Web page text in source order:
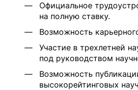
Официальное
на полную ставку.
Возможность
Участие в трехлетней
под руководством
Возможность
высокорейтинговых